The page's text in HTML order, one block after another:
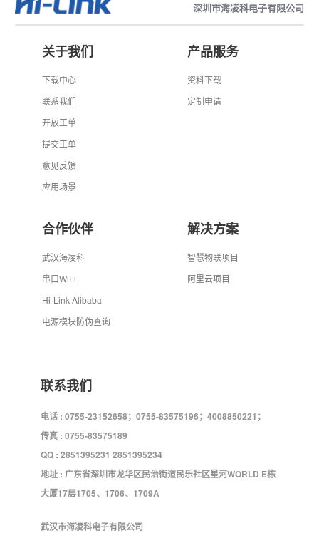
深圳市海凌科电子有限公司
关于我们
下载中心
联系我们
开放工单
提交工单
意见反馈
应用场景
产品服务
资料下载
定制申请
合作伙伴
武汉海凌科
串口WiFi
Hi-Link Alibaba
电源模块防伪查询
解决方案
智慧物联项目
阿里云项目
联系我们
电话 : 0755-23152658；0755-83575196；4008850221；
传真 : 0755-83575189
QQ : 2851395231 2851395234
地址 : 广东省深圳市龙华区民治街道民乐社区星河WORLD E栋
大厦17层1705、1706、1709A
武汉市海凌科电子有限公司